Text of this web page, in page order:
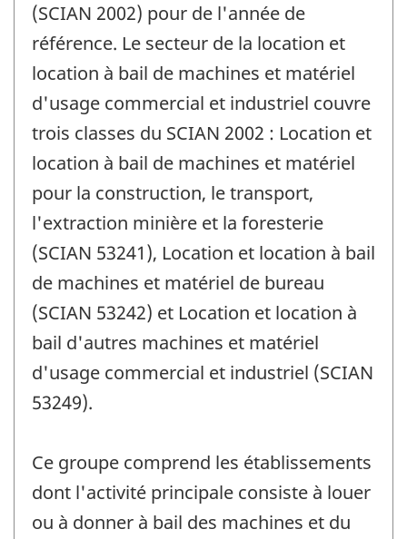
(SCIAN 2002) pour de l'année de
référence. Le secteur de la location et
location à bail de machines et matériel
d'usage commercial et industriel couvre
trois classes du SCIAN 2002 : Location et
location à bail de machines et matériel
pour la construction, le transport,
l'extraction minière et la foresterie
(SCIAN 53241), Location et location à bail
de machines et matériel de bureau
(SCIAN 53242) et Location et location à
bail d'autres machines et matériel
d'usage commercial et industriel (SCIAN
53249).
Ce groupe comprend les établissements
dont l'activité principale consiste à louer
ou à donner à bail des machines et du